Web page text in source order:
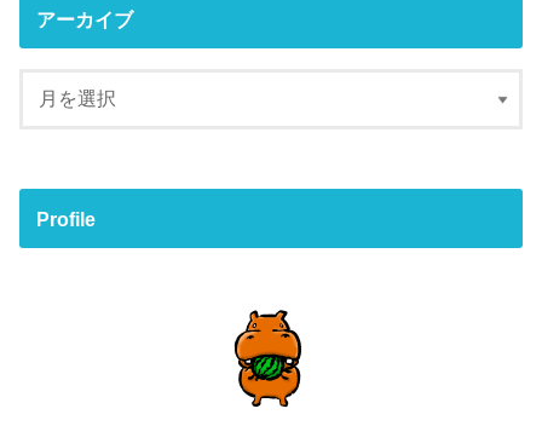
アーカイブ
Profile